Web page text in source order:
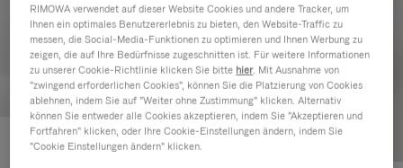
Essential Cabin
RIMOWA verwendet auf dieser Website Cookies und andere Tracker, um
Ihnen ein optimales Benutzererlebnis zu bieten, den Website-Traffic zu
messen, die Social-Media-Funktionen zu optimieren und Ihnen Werbung zu
zeigen, die auf Ihre Bedürfnisse zugeschnitten ist. Für weitere Informationen
zu unserer Cookie-Richtlinie klicken Sie bitte hier. Mit Ausnahme von
"zwingend erforderlichen Cookies", können Sie die Platzierung von Cookies
ablehnen, indem Sie auf "Weiter ohne Zustimmung" klicken. Alternativ
können Sie entweder alle Cookies akzeptieren, indem Sie "Akzeptieren und
Fortfahren" klicken, oder Ihre Cookie-Einstellungen ändern, indem Sie
"Cookie Einstellungen ändern" klicken.